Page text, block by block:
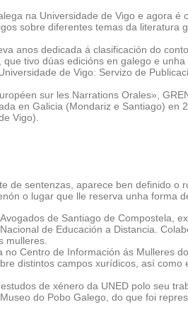
na Universidade de Vigo e agora é
sobre diferentes temas da
anos dedicada á clasificación do
tivo dúas edicións en galego e
de Vigo: Servizo de
sur les Narrations Orales»,
en Galicia (Mondariz e Santiago)
Vigo).
de sentenzas, aparece ben definido
o lugar que lle reserva unha forma
de Santiago de
de Educación a Distancia.
mulleres.
Centro de Información ás Mulleres
distintos campos xurídicos, así
de xénero da UNED polo seu
do Pobo Galego, do que foi